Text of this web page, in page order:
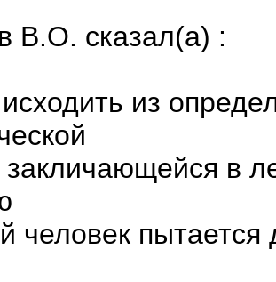
В.О. сказал(а) :
из
в
человек пытается